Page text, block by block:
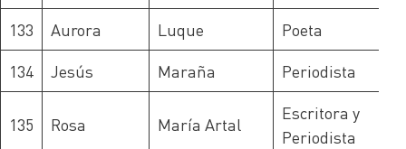
133
Aurora Luque
Poeta
134
Jesús Maraña Periodista
135 Rosa María Artal
Escritora y
Periodista